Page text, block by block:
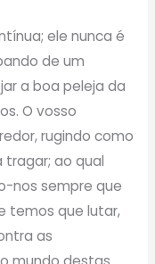
ele nunca é
de um
a boa peleja da
O vosso
rugindo como
tragar; ao qual
nos sempre que
temos que lutar,
as